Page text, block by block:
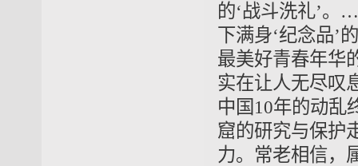
的‘战斗洗礼’
下满身‘纪念品’
最美好青春年华
实在让人无尽叹
中国10年的动乱
窟的研究与保护
力。常老相信，